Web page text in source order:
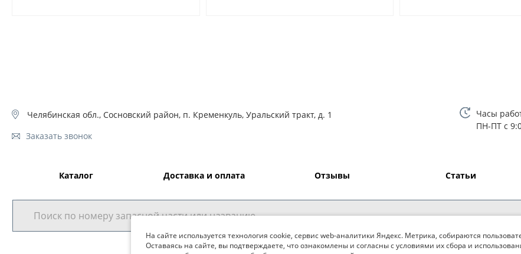
Челябинская обл., Сосновский район, п. Кременкуль, Уральский тракт, д. 1
Заказать звонок
Часы
ПН-ПТ с
Каталог Доставка и оплата Отзывы Статьи
На сайте используется технология cookie, сервис web-аналитики Яндекс. Метрика, собираются
Оставаясь на сайте, вы подтверждаете, что ознакомлены и согласны с условиями их сбора и